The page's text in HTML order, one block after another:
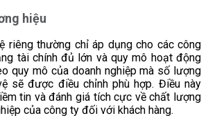
hiệu
riêng thường chỉ áp dụng cho các công
tài chính đủ lớn và quy mô hoạt động
quy mô của doanh nghiệp mà số lượng
sẽ được điều chỉnh phù hợp. Điều này
tin và đánh giá tích cực về chất lượng
của công ty đối với khách hàng.